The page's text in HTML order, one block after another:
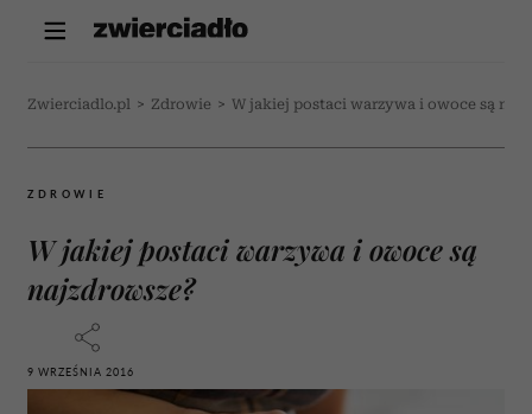
Zwierciadlo.pl > Zdrowie > W jakiej postaci warzywa i owoce są
ZDROWIE
W jakiej postaci warzywa i owoce są
najzdrowsze?
9 WRZEŚNIA 2016